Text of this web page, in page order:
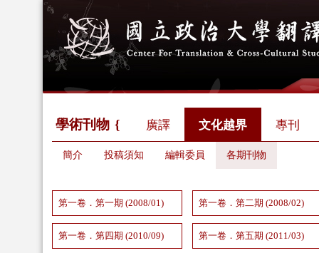
學術刊物 廣譯 文化越界 專刊
簡介 投稿須知 編輯委員 各期刊物
第一卷．第一期 (2008/01) 第一卷．第二期 (2008/02)
第一卷．第四期 (2010/09) 第一卷．第五期 (2011/03)